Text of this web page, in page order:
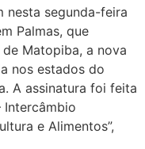
nesta segunda-feira
Palmas, que
Matopiba, a nova
nos estados do
A assinatura foi feita
Intercâmbio
e Alimentos”,